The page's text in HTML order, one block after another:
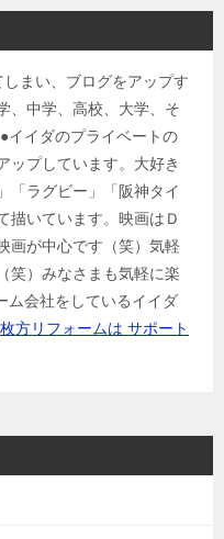
まい、ブログをアップす
、中学、高校、大学、そ
イイダのプライベートの
ップしています。大好き
「ラグビー」「阪神タイ
描いています。映画はＤ
画が中心です（笑）気軽
笑）みなさまも気軽に楽
ム会社をしているイイダ
枚方リフォームは サポート